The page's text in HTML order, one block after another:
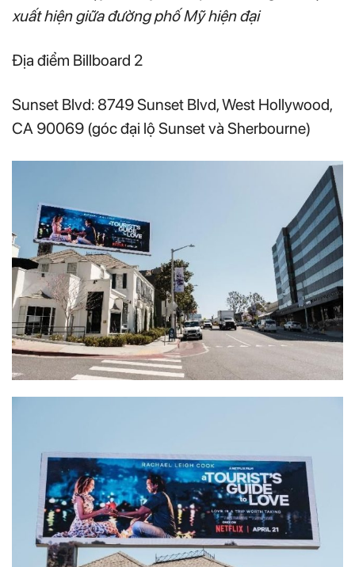
xuất hiện giữa đường phố Mỹ hiện đại
Địa điểm Billboard 2
Sunset Blvd: 8749 Sunset Blvd, West Hollywood,
CA 90069 (góc đại lộ Sunset và Sherbourne)